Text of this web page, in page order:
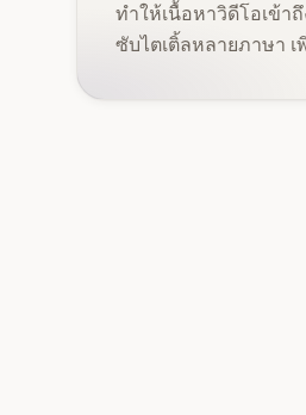
ทำให้เนื้อหาวิดีโอเข้า
ซับไตเติ้ลหลายภาษา